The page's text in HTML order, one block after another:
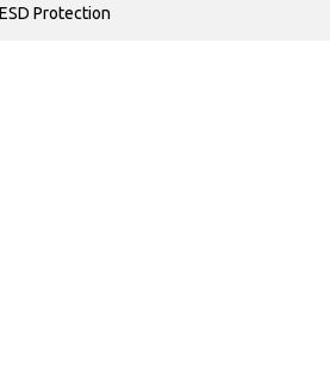
ESD Protection